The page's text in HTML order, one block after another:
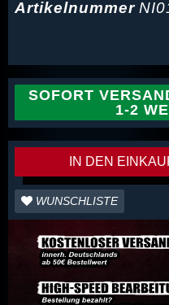
Artikelnummer
SOFORT
1-2
IN DEN
WUNSCHLISTE